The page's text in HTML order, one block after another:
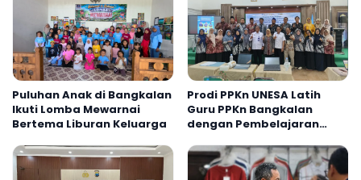
Puluhan Anak di Bangkalan
Ikuti Lomba Mewarnai
Bertema Liburan Keluarga
Prodi PPKn UNESA Latih
Guru PPKn Bangkalan
dengan Pembelajaran